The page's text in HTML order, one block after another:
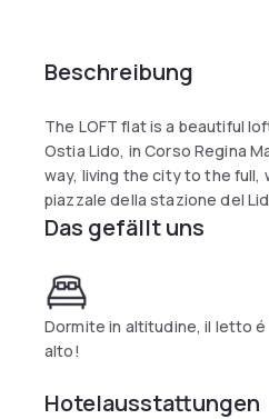
Beschreibung
The LOFT flat is a beautiful
Ostia Lido, in Corso Regina
way, living the city to the
piazzale della stazione del
Das gefällt uns
Dormite in altitudine, il letto é
alto!
Hotelausstattungen